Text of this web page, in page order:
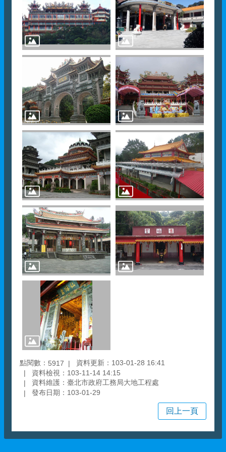
點閱數： 5917
資料更新：103-01-28 16:41
資料檢視：103-11-14 14:15
資料維護：臺北市政府工務局大地工程處
發布日期：103-01-29
回上一頁